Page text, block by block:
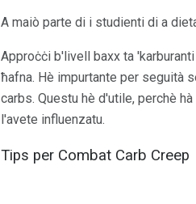
A maiò parte di i studienti di a
Approċċi b'livell baxx ta 'karburanti
ħafna. Hè impurtante per seguità
carbs. Questu hè d'utile, perchè
l'avete influenzatu.
Tips per Combat Carb Creep